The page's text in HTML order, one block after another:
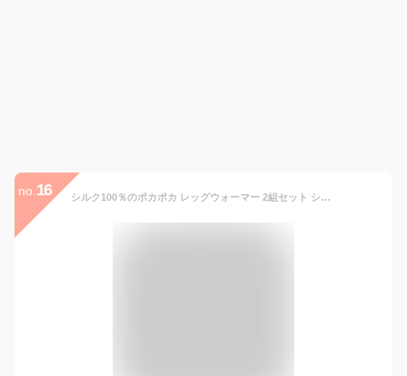
no. 16 シルク100％のポカポカ レッグウォーマー 2組セット シルク100％ アームカバー 2way おしゃれ 日本製 腕カバー ラソワ 薄手 日本製 冷房対策 冷え取り あたたかい